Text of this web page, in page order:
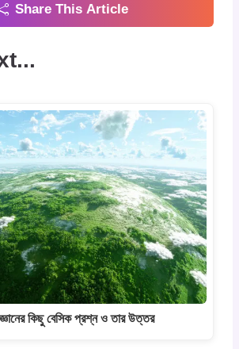
Share This Article
কিছু বেসিক প্রশ্ন ও তার উত্তর